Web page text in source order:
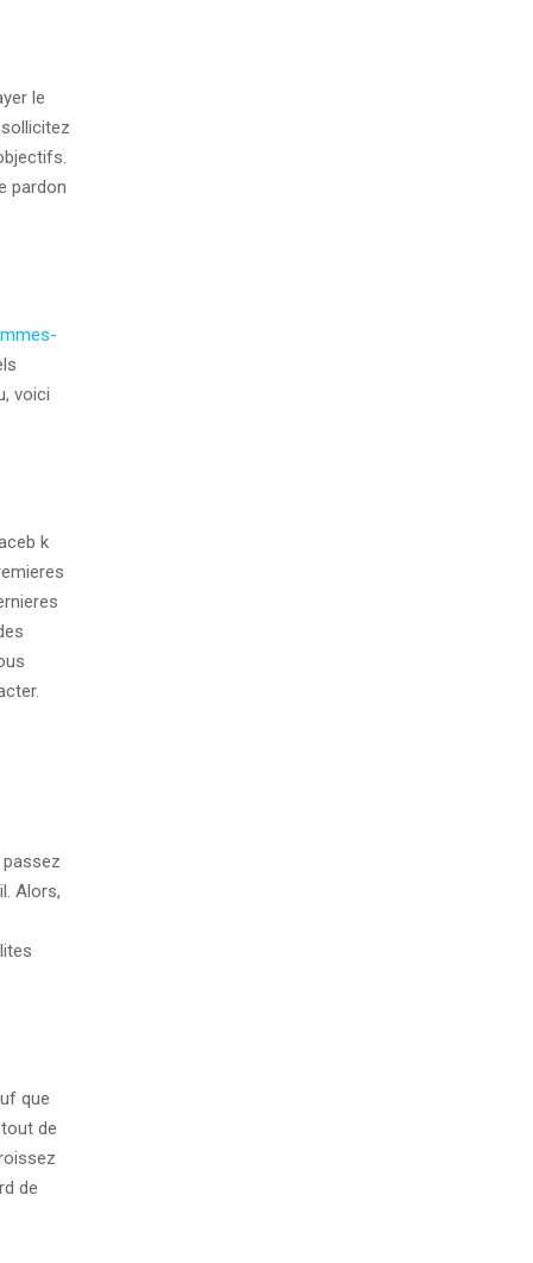
le
pardon
voici
k
Alors,
que
de
de